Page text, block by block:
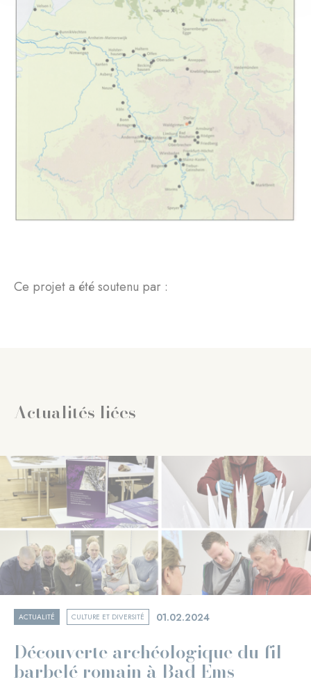
Ce projet a été soutenu par :
Actualités liées
ACTUALITÉ CULTURE ET DIVERSITÉ 01.02.2024
Découverte archéologique du fil
barbelé romain à Bad Ems